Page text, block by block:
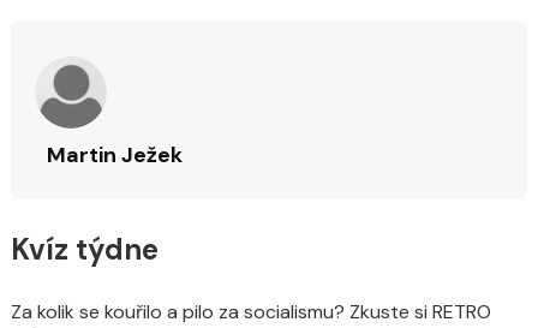
Martin Ježek
Kvíz týdne
Za kolik se kouřilo a pilo za socialismu? Zkuste si RETRO